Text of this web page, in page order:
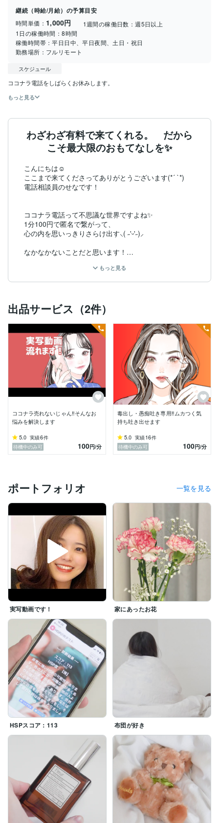
継続（時給/月給）の予算目安
時間単価： 1,000円 1週間の稼働日数：週5日以上
1日の稼働時間：8時間
稼働時間帯：平日日中、平日夜間、土日・祝日
勤務場所： フルリモート
スケジュール
ココナラ電話をしばらくお休みします。
もっと見る
わざわざ有料で来てくれる。 だから
こそ最大限のおもてなしを✨
こんにちは☺️
ここまで来てくださってありがとうございます(*´ `*)
電話相談員のせなです！
ココナラ電話って不思議な世界ですよね✨
1分100円で匿名で繋がって、
心の内を思いっきりさらけ出す‪⸜( ˶'ᵕ'˶)⸝
なかなかないことだと思います！
でも、ぶっちゃけますと
正直、暇つぶしだったら
それで事足りると思います…！！
私が言うことではないですが(￣▽￣;)
だって無料ですよ！！笑
そりゃそっちがいいでしょ！！笑
それでもココナラに来てくれる人は
私たちに価値があると思って
あなたの大切なお金と時間を費やしてくださる。
そんなありがたいことはありません！！！
だったらココナラのお電話では
私はそう思っています‪( *´꒳`*)
✿私の雰囲気・性格✿
性格はのんびりマイペースで、
人間関係は深く狭くのタイプ
キラキラしているってより、内向的な方
でも、隠し味くらいの刺激は欲しいというHSS型HSPで
雰囲気は実写動画見ていただければ、
すぐわかるかと思います！
その他の特徴は下に書いておきますね！
・興味あるものには熱量がすごい
・うつ病、不眠症を経験
・恋愛には積極的なタイプ
⋆ ✩ ⋆ ┄ ⋆ ✩ ⋆ ┄ ⋆ ✩ ⋆ ┄ ⋆ ✩ ⋆ ┄ ⋆ ✩ ⋆
✿プロフィール✿
名前：せな
年齢：20代
身長：160
結婚歴：未婚
好きな食べ物：焼肉
嫌いな食べ物：セロリとか変化球の味がする野菜
好きなこと：アニメを見ること、片付け
嫌いなこと：運動、早起き
もっと見る
出品サービス（2件）
ココナラ売れないじゃん‼️そんなお
悩みを解決します
5.0 実績6件
待機中のみ可
100円/分
毒出し・愚痴吐き専用‼️ムカつく気
持ち吐き出せます
5.0 実績16件
待機中のみ可
100円/分
ポートフォリオ 一覧を見る
実写動画です！ 家にあったお花
HSPスコア：113 布団が好き